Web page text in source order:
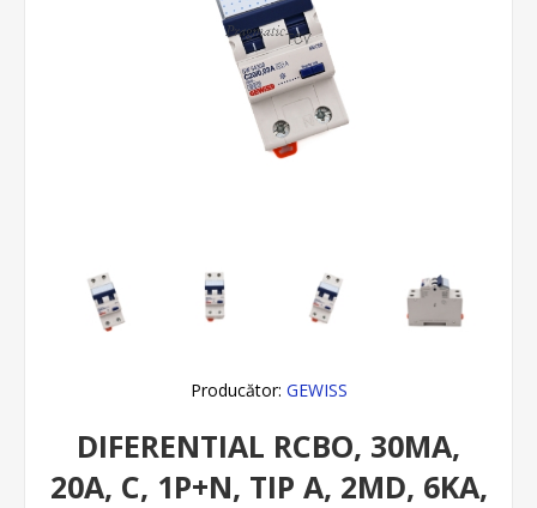
Producător: GEWISS
DIFERENTIAL RCBO, 30MA,
20A, C, 1P+N, TIP A, 2MD, 6KA,